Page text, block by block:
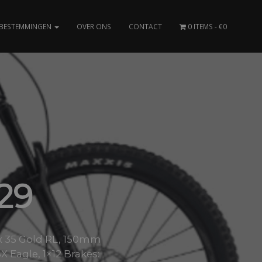
OVER ONS CONTACT 0 ITEMS €0
Gold RL, 150mm
Eagle, 1×12 Brakes: